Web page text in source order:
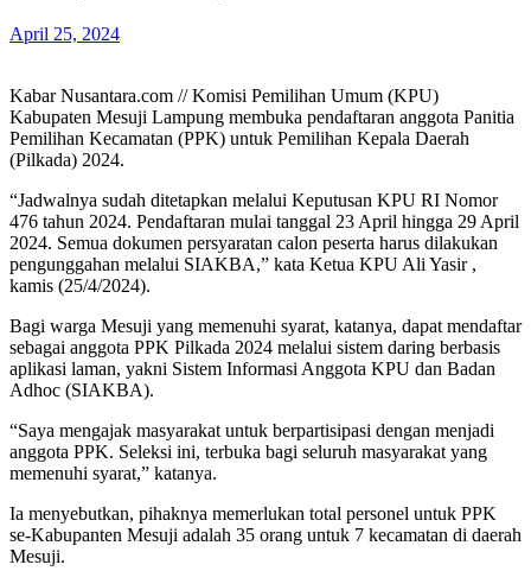
April 25, 2024
Kabar Nusantara.com // Komisi Pemilihan Umum (KPU)
Kabupaten Mesuji Lampung membuka pendaftaran anggota Panitia
Pemilihan Kecamatan (PPK) untuk Pemilihan Kepala Daerah
(Pilkada) 2024.
“Jadwalnya sudah ditetapkan melalui Keputusan KPU RI Nomor
476 tahun 2024. Pendaftaran mulai tanggal 23 April hingga 29 April
2024. Semua dokumen persyaratan calon peserta harus dilakukan
pengunggahan melalui SIAKBA,” kata Ketua KPU Ali Yasir ,
kamis (25/4/2024).
Bagi warga Mesuji yang memenuhi syarat, katanya, dapat mendaftar
sebagai anggota PPK Pilkada 2024 melalui sistem daring berbasis
aplikasi laman, yakni Sistem Informasi Anggota KPU dan Badan
Adhoc (SIAKBA).
“Saya mengajak masyarakat untuk berpartisipasi dengan menjadi
anggota PPK. Seleksi ini, terbuka bagi seluruh masyarakat yang
memenuhi syarat,” katanya.
Ia menyebutkan, pihaknya memerlukan total personel untuk PPK
se-Kabupanten Mesuji adalah 35 orang untuk 7 kecamatan di daerah
Mesuji.